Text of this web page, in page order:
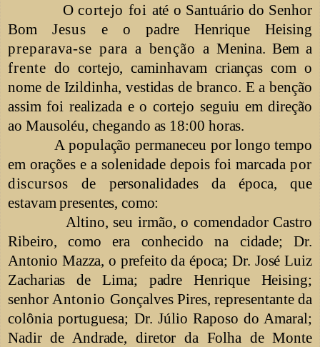
Ocortejo foi até o Santuário do Senhor
BomJesus e o padre Henrique Heising
preparava-se para a benção a Menina. Bem a
frente do cortejo, caminhavam crianças com o
nome de Izildinha, vestidas de branco. E a benção
assim foi realizada e o cortejo seguiu em direção
ao Mausoléu, chegando as 18:00 horas.
A população permaneceu por longo tempo
em orações e a solenidade depois foi marcada por
discursos de personalidades da época, que
estavampresentes, como:
Altino, seu irmão, o comendador Castro
Ribeiro, como era conhecido na cidade; Dr.
Antonio Mazza, o prefeito da época; Dr. José Luiz
Zacharias de Lima; padre Henrique Heising;
senhor AntonioGonçalves Pires, representante da
colônia portuguesa; Dr. Júlio Raposo do Amaral;
Nadir de Andrade, diretor da Folha de Monte